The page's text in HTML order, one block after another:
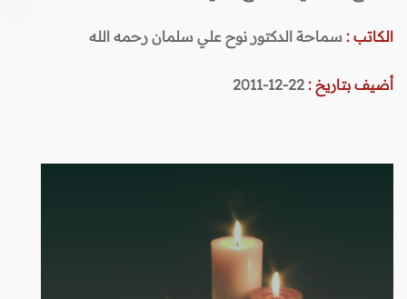
الكاتب : سماحة الدكتور نوح علي سلمان رحمه الله
أضيف بتاريخ : 22-12-2011